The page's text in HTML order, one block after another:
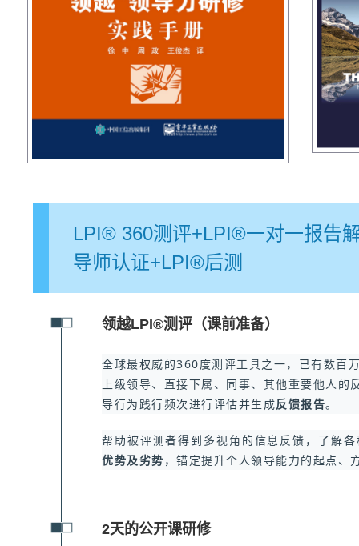
LPI® 360测评+LPI®一对一报告
导师认证+LPI®后测
领越LPI®测评（课前准备）
全球最权威的360度测评工具之一，已有数百
上级领导、直接下属、同事、其他重要他人的
导行为践行频次进行评估并生成反馈报告。
帮助被评测者得到多视角的信息反馈，了解
优势及劣势 ， 锚定提升个人领导能力的起点、
2天的公开课研修